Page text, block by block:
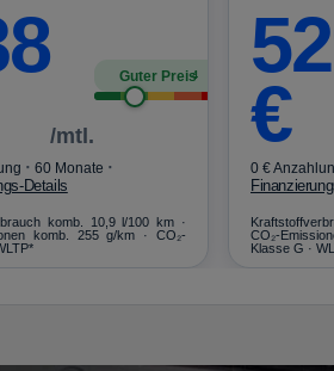
/mtl.
Guter Preis4
· 60 Monate ·
Details
komb. 10,9 l/100 km ·
komb. 255 g/km · CO₂-
€
0 €
CO₂-
Klasse G ·